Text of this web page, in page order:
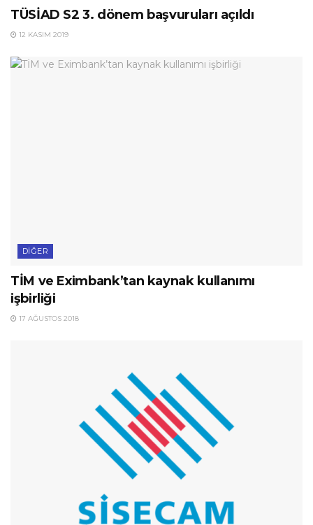
TÜSİAD S2 3. dönem başvuruları açıldı
12 KASIM 2019
DIĞER
TİM ve Eximbank’tan kaynak kullanımı
işbirliği
17 AĞUSTOS 2018